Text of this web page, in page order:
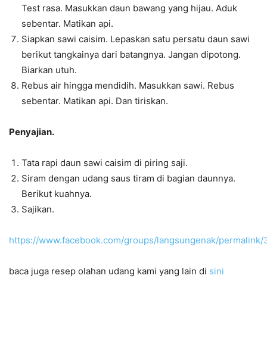
Test rasa. Masukkan daun bawang yang hijau. Aduk
sebentar. Matikan api.
Siapkan sawi caisim. Lepaskan satu persatu daun sawi
berikut tangkainya dari batangnya. Jangan dipotong.
Biarkan utuh.
Rebus air hingga mendidih. Masukkan sawi. Rebus
sebentar. Matikan api. Dan tiriskan.
Penyajian.
Tata rapi daun sawi caisim di piring saji.
Siram dengan udang saus tiram di bagian daunnya.
Berikut kuahnya.
Sajikan.
https://www.facebook.com/groups/langsungenak/
baca juga resep olahan udang kami yang lain di sini